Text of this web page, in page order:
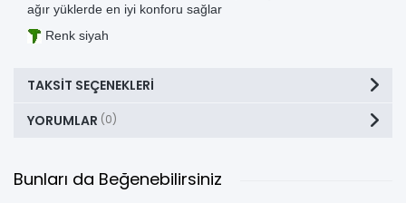
ağır yüklerde en iyi konforu sağlar
Renk siyah
TAKSIT SEÇENEKLERI
YORUMLAR (0)
Bunları da Beğenebilirsiniz